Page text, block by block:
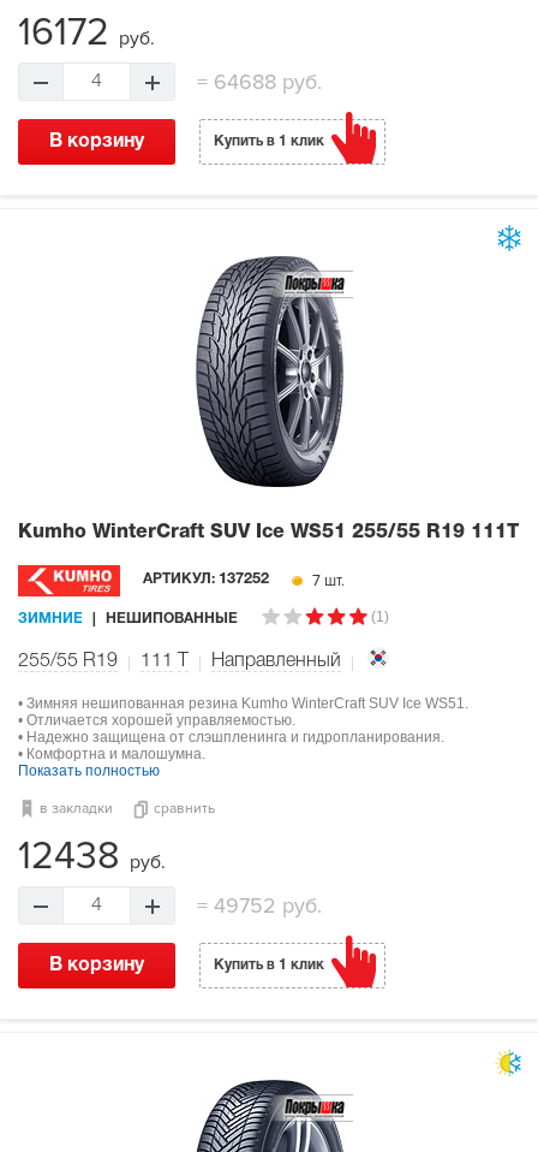
16172 руб.
4 =64688 руб.
В корзину Купить в 1 клик
Kumho WinterCraft SUV Ice WS51 255/55 R19 111T
АРТИКУЛ: 137252 7 шт.
ЗИМНИЕ НЕШИПОВАННЫЕ (1)
255/55 R19 111 Направленный
• Зимняя нешипованная резина Kumho WinterCraft SUV Ice WS51.
• Отличается хорошей управляемостью.
• Надежно защищена от слэшпленинга и гидропланирования.
• Комфортна и малошумна.
Показать полностью
в закладки сравнить
12438 руб.
4 =49752 руб.
В корзину Купить в 1 клик